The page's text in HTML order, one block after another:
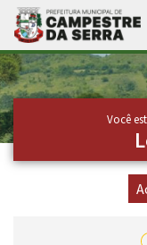
Ir para conteúdo
Conteúdo Principal
Você